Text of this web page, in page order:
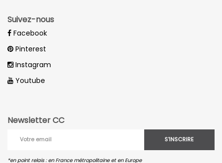
Suivez-nous
Facebook
Pinterest
Instagram
Youtube
Newsletter CC
S'INSCRIRE
*en point relais : en France métropolitaine et en Europe